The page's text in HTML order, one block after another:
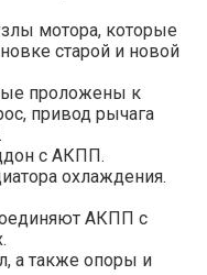
мотора, которые
старой и новой
проложены к
привод рычага
с АКПП.
охлаждения.
АКПП с
а также опоры и